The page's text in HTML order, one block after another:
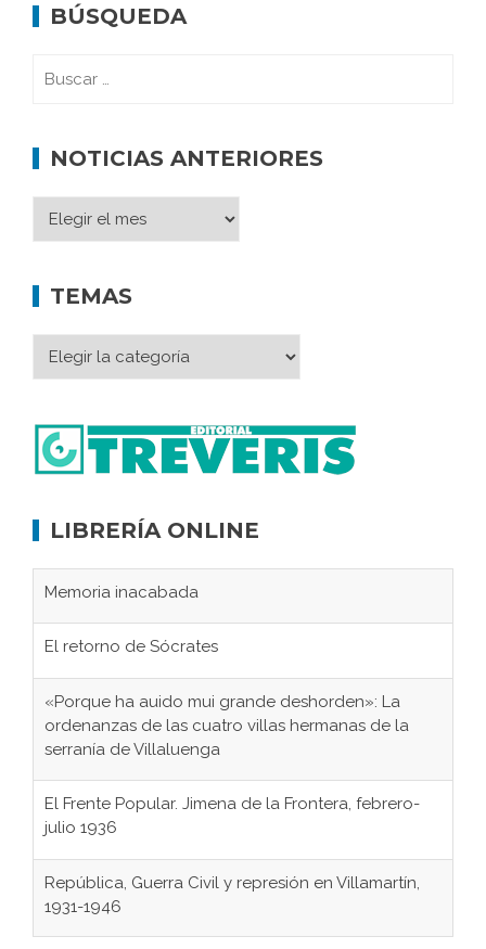
BÚSQUEDA
NOTICIAS ANTERIORES
TEMAS
LIBRERÍA ONLINE
Memoria inacabada
El retorno de Sócrates
«Porque ha auido mui grande deshorden»: La
ordenanzas de las cuatro villas hermanas de la
serranía de Villaluenga
El Frente Popular. Jimena de la Frontera, febrero-
julio 1936
República, Guerra Civil y represión en Villamartín,
1931-1946